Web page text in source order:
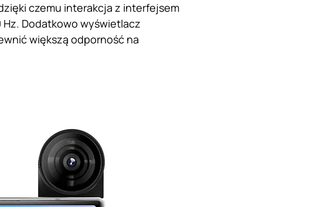
czemu interakcja z interfejsem
Dodatkowo wyświetlacz
większą odporność na